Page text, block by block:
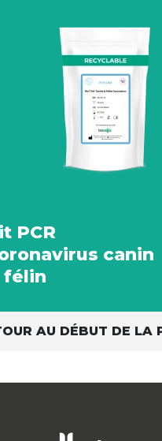
PCR
canin
félin
AU DÉBUT DE LA